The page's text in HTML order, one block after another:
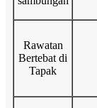
Rawatan
Bertebat di
Tapak